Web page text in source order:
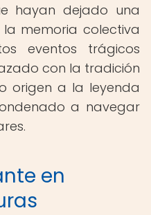
hayan dejado una
memoria colectiva
eventos trágicos
con la tradición
origen a la leyenda
a navegar
en